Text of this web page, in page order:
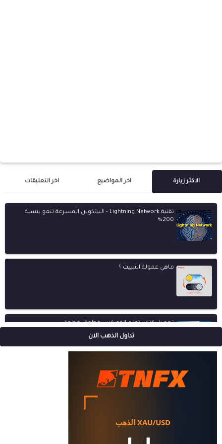
الاكثر زيارة اخر المواضيع اخر التعليقات
تقنية Lightning Network - البيتكوين المسرعة تنمو بنسبة
200%
ماهي عمولة التبييت ؟
تحميل كتاب تعلم الفوركس خطوة بخطوة
تداول الذهب الان